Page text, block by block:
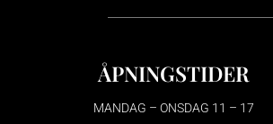
ÅPNINGSTIDER
MANDAG – ONSDAG 11 – 17